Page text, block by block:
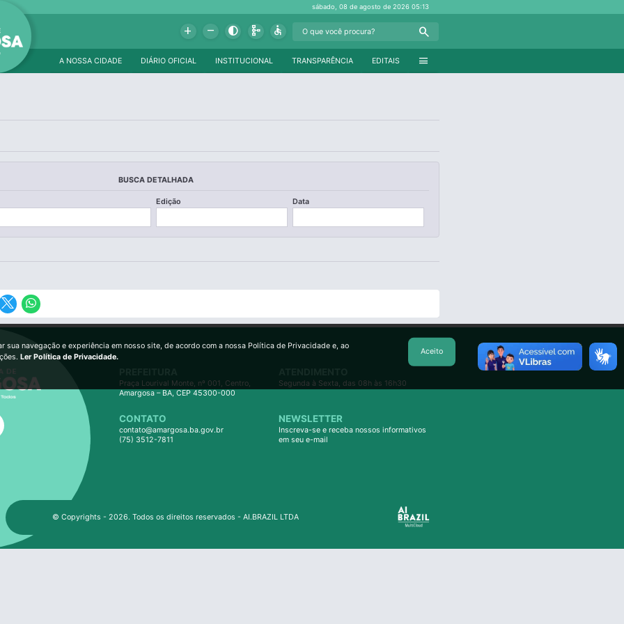
sábado, 08 de agosto de 202605:13
Add Remove Contrast Schema Accessible Search
menu
EDITAIS
TRANSPARÊNCIA
INSTITUCIONAL
DIÁRIO OFICIAL
A NOSSA CIDADE
BUSCA DETALHADA
Edição Data
Praça Lourival Monte, nº 001, Centro,
Amargosa – BA, CEP 45300-000
Segunda à Sexta, das 08h às 16h30
CONTATO
contato@amargosa.ba.gov.br
(75) 3512-7811
NEWSLETTER
Inscreva-se e receba nossos informativos
em seu e-mail
© Copyrights - 2026. Todos os direitos reservados - AI.BRAZIL LTDA
navegação e experiência em nosso site, de acordo com a nossa Política de Privacidade e, ao
Ler Política de Privacidade.
Aceito